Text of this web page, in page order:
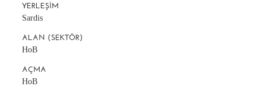
YERLEŞIM
Sardis
ALAN (SEKTÖR)
HoB
AÇMA
HoB